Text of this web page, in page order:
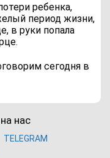
ребенка,
период жизни,
в руки попала
сегодня в
нас
TELEGRAM